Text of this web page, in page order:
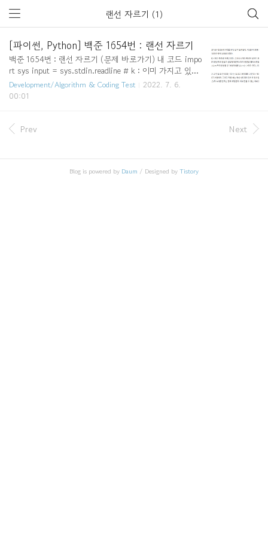
랜선 자르기 (1)
[파이썬, Python] 백준 1654번 : 랜선 자르기
백준 1654번 : 랜선 자르기 (문제 바로가기) 내 코드 impo
rt sys input = sys.stdin.readline # k : 이미 가지고 있는
랜선의 개수, n : 필요한 랜선의 개수 k, n = map(int, inpu
t().split()) lan_cable = [int(input()) for _ in range(k)] a
mid + 1 answer = mid else: # 랜선의 개수가 n미만이면 e
Development/Algorithm & Coding Test
2022. 7. 6.
00:01
Prev Next
Blog is powered by Daum / Designed byTistory